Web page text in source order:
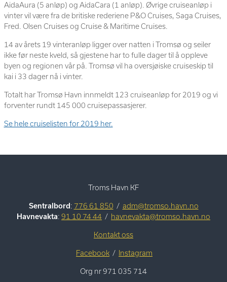
AidaAura (5 anløp) og AidaCara (1 anløp). Øvrige cruiseanløp i
vinter vil være fra de britiske rederiene P&O Cruises, Saga Cruises,
Fred. Olsen Cruises og Cruise & Maritime Cruises.
14 av årets 19 vinteranløp ligger over natten i Tromsø og seiler
ikke før neste kveld, så gjestene har to fulle dager til å oppleve
byen og regionen vår på. Tromsø vil ha oversjøiske cruiseskip til
kai i 33 dager nå i vinter.
Totalt har Tromsø Havn innmeldt 123 cruiseanløp for 2019 og vi
forventer rundt 145 000 cruisepassasjerer.
Se hele cruiselisten for 2019 her.
Troms Havn KF
Sentralbord : 776 61 850 / adm@tromso.havn.no
Havnevakta: 91 10 74 44 / havnevakta@tromso.havn.no
Kontakt oss
Facebook / Instagram
Org nr 971 035 714